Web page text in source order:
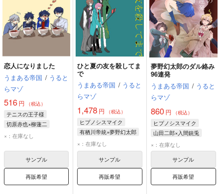
恋人になりました
うまある帝国 / うると
らマゾ
516 円 （税込）
テニスの王子様
切原赤也×柳蓮二
切原赤也
×：在庫なし
サンプル
再販希望
ひと夏の友を殺してま
で
うまある帝国 / うると
らマゾ
1,478 円 （税込）
ヒプノシスマイク
有栖川帝統×夢野幻太郎
飴村乱数
有栖川帝統
×：在庫なし
サンプル
再販希望
夢野幻太郎のダル絡み
96連発
うまある帝国 / うると
らマゾ
860円 （税込）
ヒプノシスマイク
山田二郎×入間銃兎
夢野幻太郎
山田一郎
×：在庫なし
サンプル
再販希望